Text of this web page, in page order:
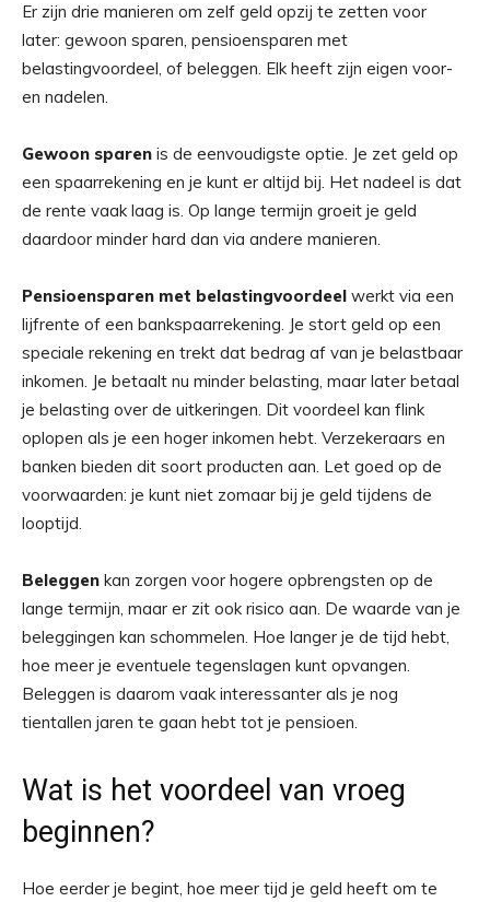
Er zijn drie manieren om zelf geld opzij te zetten voor
later: gewoon sparen, pensioensparen met
belastingvoordeel, of beleggen. Elk heeft zijn eigen voor-
en nadelen.
Gewoon sparen is de eenvoudigste optie. Je zet geld op
een spaarrekening en je kunt er altijd bij. Het nadeel is dat
de rente vaak laag is. Op lange termijn groeit je geld
daardoor minder hard dan via andere manieren.
Pensioensparen met belastingvoordeel werkt via een
lijfrente of een bankspaarrekening. Je stort geld op een
speciale rekening en trekt dat bedrag af van je belastbaar
inkomen. Je betaalt nu minder belasting, maar later betaal
je belasting over de uitkeringen. Dit voordeel kan flink
oplopen als je een hoger inkomen hebt. Verzekeraars en
banken bieden dit soort producten aan. Let goed op de
voorwaarden: je kunt niet zomaar bij je geld tijdens de
looptijd.
Beleggen kan zorgen voor hogere opbrengsten op de
lange termijn, maar er zit ook risico aan. De waarde van je
beleggingen kan schommelen. Hoe langer je de tijd hebt,
hoe meer je eventuele tegenslagen kunt opvangen.
Beleggen is daarom vaak interessanter als je nog
tientallen jaren te gaan hebt tot je pensioen.
Wat is het voordeel van vroeg
beginnen?
Hoe eerder je begint, hoe meer tijd je geld heeft om te